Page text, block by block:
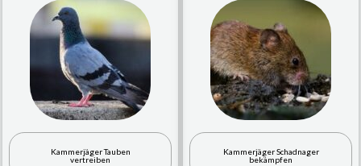
Kammerjäger Tauben
vertreiben
Kammerjäger Schadnager
bekämpfen